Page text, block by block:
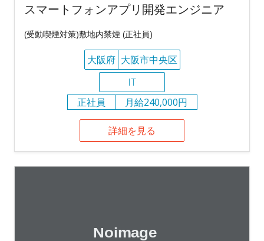
スマートフォンアプリ開発エンジニア
(受動喫煙対策)敷地内禁煙 (正社員)
大阪府 大阪市中央区
IT
正社員
月給240,000円
詳細を見る